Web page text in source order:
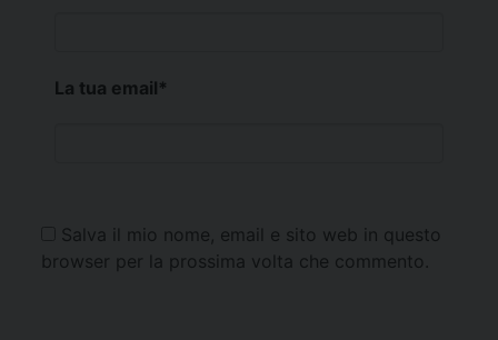
La tua email*
Salva il mio nome, email e sito web in questo
browser per la prossima volta che commento.